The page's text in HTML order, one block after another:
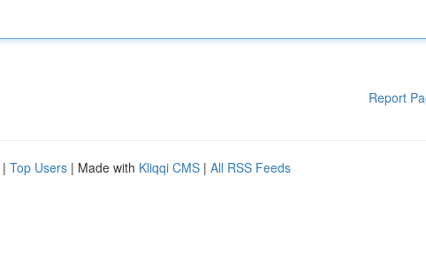
Report
| Top Users | Made with Kliqqi CMS | All RSS Feeds